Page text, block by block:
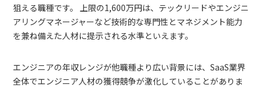
狙える職種です。 上限の1,600万円は、テックリードやエンジニ
アリングマネージャーなど技術的な専門性とマネジメント能力
を兼ね備えた人材に提示される水準といえます。
エンジニアの年収レンジが他職種より広い背景には、SaaS業界
全体でエンジニア人材の獲得競争が激化していることがありま